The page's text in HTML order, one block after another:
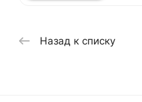
Назад к списку